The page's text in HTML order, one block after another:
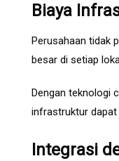
Biaya
Perusahaan tidak
besar di setiap
Dengan teknologi
infrastruktur dapat
Integrasi